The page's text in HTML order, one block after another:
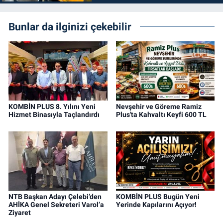
Bunlar da ilginizi çekebilir
KOMBİN PLUS 8. Yılını Yeni
Hizmet Binasıyla Taçlandırdı
Nevşehir ve Göreme Ramiz
Plus'ta Kahvaltı Keyfi 600 TL
NTB Başkan Adayı Çelebi’den
AHİKA Genel Sekreteri Varol’a
Ziyaret
KOMBİN PLUS Bugün Yeni
Yerinde Kapılarını Açıyor!